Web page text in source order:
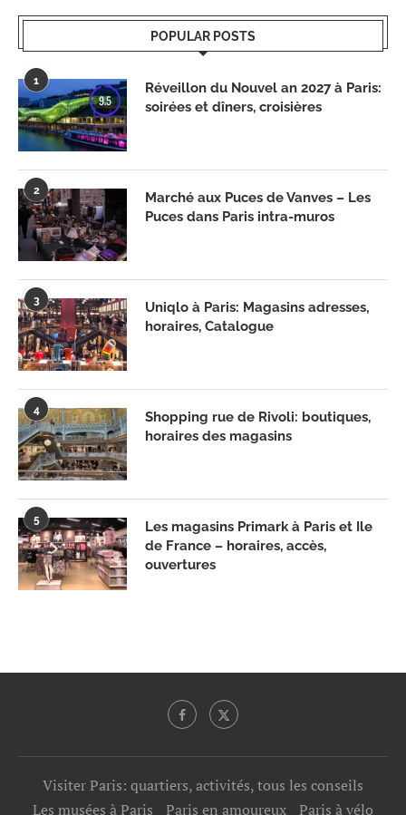
POPULAR POSTS
1
9.5
Réveillon du Nouvel an 2027 à Paris:
soirées et dîners, croisières
2
Marché aux Puces de Vanves – Les
Puces dans Paris intra-muros
3
Uniqlo à Paris: Magasins adresses,
horaires, Catalogue
4
Shopping rue de Rivoli: boutiques,
horaires des magasins
5
Les magasins Primark à Paris et Ile
de France – horaires, accès,
ouvertures
Visiter Paris: quartiers, activités, tous les conseils
Les musées à Paris
Paris en amoureux Paris à vélo